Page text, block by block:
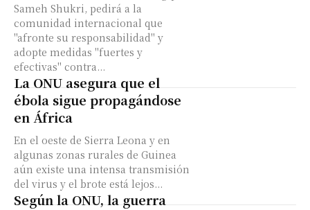
Sameh Shukri, pedirá a la
comunidad internacional que
"afronte su responsabilidad" y
adopte medidas "fuertes y
efectivas" contra...
La ONU asegura que el
ébola sigue propagándose
en África
En el oeste de Sierra Leona y en
algunas zonas rurales de Guinea
aún existe una intensa transmisión
del virus y el brote está lejos...
Según la ONU, la guerra